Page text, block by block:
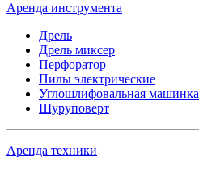
Аренда инструмента
Дрель
Дрель миксер
Перфоратор
Пилы электрические
Углошлифовальная машинка
Шуруповерт
Аренда техники